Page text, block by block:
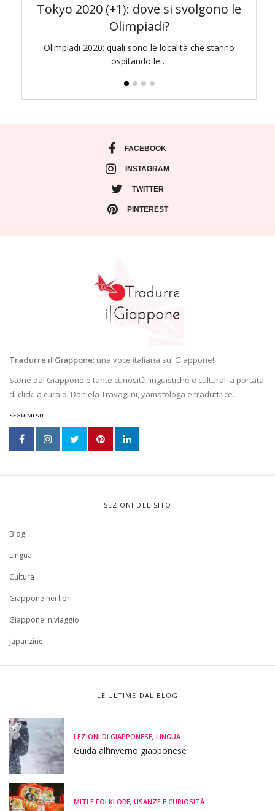
Tokyo 2020 (+1): dove si svolgono le
Olimpiadi?
Olimpiadi 2020: quali sono le località che stanno
ospitando le…
FACEBOOK
INSTAGRAM
TWITTER
PINTEREST
Tradurre il Giappone: una voce italiana sul Giappone!
Storie dal Giappone e tante curiosità linguistiche e culturali a portata
di click, a cura di Daniela Travaglini, yamatologa e traduttrice.
SEGUIMI SU
SEZIONI DEL SITO
Blog
Lingua
Cultura
Giappone nei libri
Giappone in viaggio
Japanzine
LE ULTIME DAL BLOG
LEZIONI DI GIAPPONESE, LINGUA
Guida all’inverno giapponese
MITI E FOLKLORE, USANZE E CURIOSITÀ